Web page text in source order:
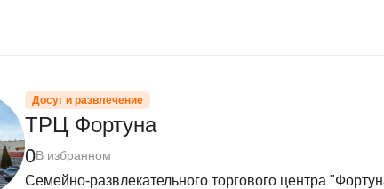
Досуг и развлечение
ТРЦ Фортуна
0В избранном
Семейно-развлекательного торгового центра